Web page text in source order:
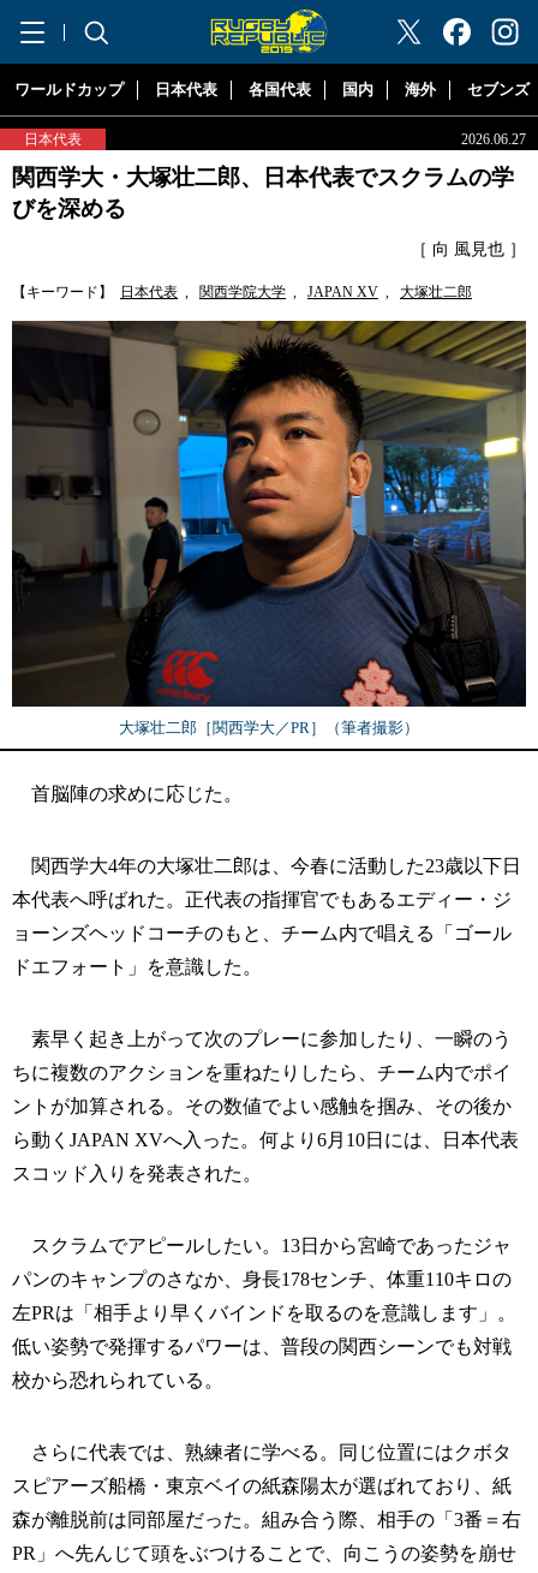
"ラグビーリパブリック"
ワールドカップ 日本代表 各国代表 国内 海外 セブンズ
日本代表 2026.06.27
関西学大・大塚壮二郎、日本代表でスクラムの学
びを深める
［ 向 風見也 ］
【キーワード】 日本代表 , 関西学院大学 , JAPAN XV , 大塚壮二郎
大塚壮二郎［関西学大／PR］（筆者撮影）
首脳陣の求めに応じた。
関西学大4年の大塚壮二郎は、今春に活動した23歳以下日
本代表へ呼ばれた。正代表の指揮官でもあるエディー・ジ
ョーンズヘッドコーチのもと、チーム内で唱える「ゴール
ドエフォート」を意識した。
素早く起き上がって次のプレーに参加したり、一瞬のう
ちに複数のアクションを重ねたりしたら、チーム内でポイ
ントが加算される。その数値でよい感触を掴み、その後か
ら動くJAPAN XVへ入った。何より6月10日には、日本代表
スコッド入りを発表された。
スクラムでアピールしたい。13日から宮崎であったジャ
パンのキャンプのさなか、身長178センチ、体重110キロの
左PRは「相手より早くバインドを取るのを意識します」。
低い姿勢で発揮するパワーは、普段の関西シーンでも対戦
校から恐れられている。
さらに代表では、熟練者に学べる。同じ位置にはクボタ
スピアーズ船橋・東京ベイの紙森陽太が選ばれており、紙
森が離脱前は同部屋だった。組み合う際、相手の「3番＝右
PR」へ先んじて頭をぶつけることで、向こうの姿勢を崩せ